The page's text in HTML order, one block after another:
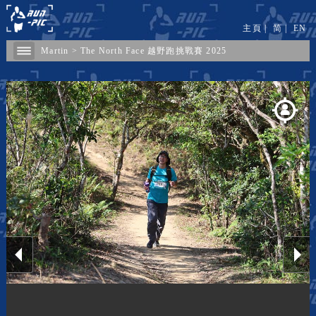
Martin > The North Face 越野跑挑戰賽 2025
主頁 | 简| EN